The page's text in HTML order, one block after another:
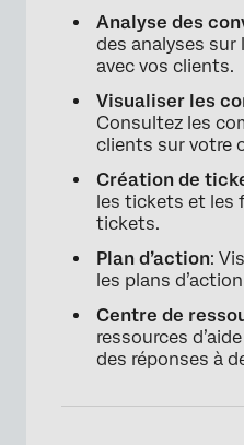
Analyse des
des analyses
avec vos clients.
Visualiser les
Consultez les
clients sur votre
Création de
les tickets et les
tickets.
Plan d’action:
les plans
Centre de
ressources
des réponses à